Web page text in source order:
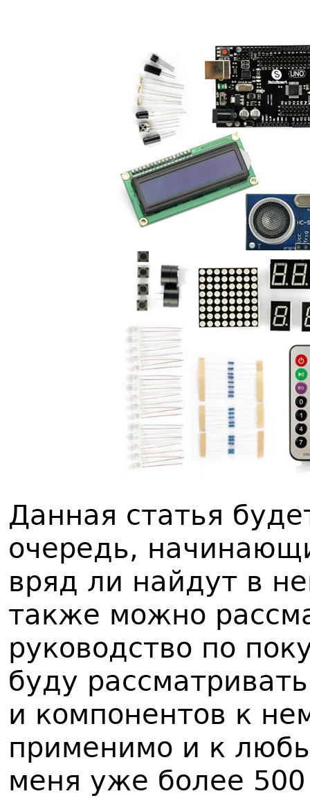
Данная статья
очередь,
вряд ли найдут в
также можно
руководство по
буду
и компонентов к
применимо и к
меня уже более